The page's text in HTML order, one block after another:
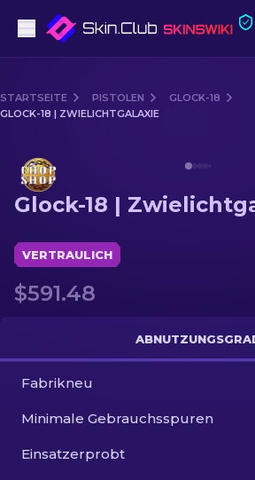
Mittelklasse
Gewehr
Scharfschützengewehr
Messer
Handschuh
Andere
STARTSEITE PISTOLEN
GLOCK-18
GLOCK-18 | ZWIELICHTGALAXIE
Glock-18 |
VERTRAULICH
$591.48
Fabrikneu
Minimale Gebrauchsspuren
Einsatzerprobt